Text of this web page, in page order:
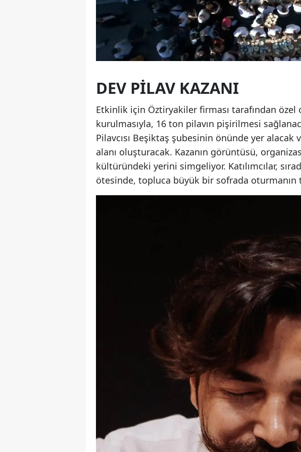
DEV PILAV KAZANI
Etkinlik için Öztiryakiler firması tarafından
kurulmasıyla, 16 ton pilavın pişirilmesi
Pilavcısı Beşiktaş şubesinin önünde yer
alanı oluşturacak. Kazanın görüntüsü,
kültüründeki yerini simgeliyor. Katılımcılar,
ötesinde, topluca büyük bir sofrada oturmanın